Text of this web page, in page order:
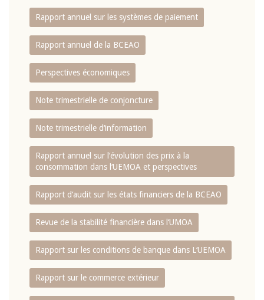
Rapport annuel sur les systèmes de paiement
Rapport annuel de la BCEAO
Perspectives économiques
Note trimestrielle de conjoncture
Note trimestrielle d‘information
Rapport annuel sur l‘évolution des prix à la
consommation dans l‘UEMOA et perspectives
Rapport d‘audit sur les états financiers de la BCEAO
Revue de la stabilité financière dans l‘UMOA
Rapport sur les conditions de banque dans L‘UEMOA
Rapport sur le commerce extérieur